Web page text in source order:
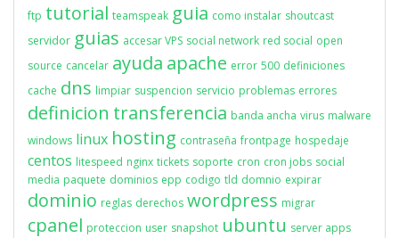
ftp tutorial teamspeak guia como instalar shoutcast
servidor guias accesar VPS social network red social open
source cancelar ayuda apache error 500 definiciones
cache dns limpiar suspencion servicio problemas errores
definicion transferencia banda ancha virus malware
windows linux hosting contraseña frontpage hospedaje
centos litespeed nginx tickets soporte cron cron jobs social
media paquete dominios epp codigo tld domnio expirar
dominio reglas derechos wordpress migrar
cpanel proteccion user snapshot ubuntu server apps